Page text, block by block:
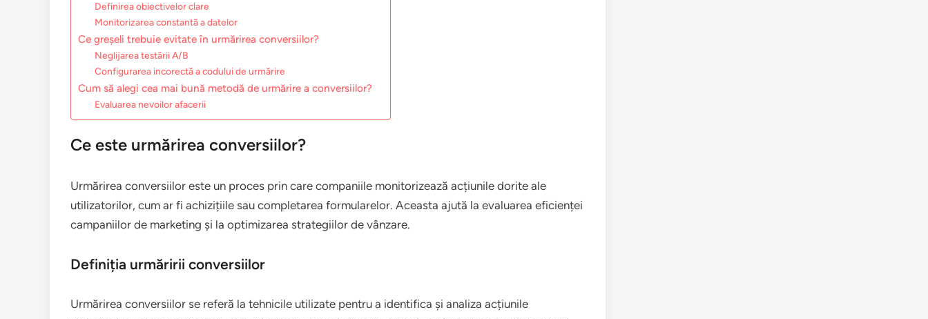
Definirea obiectivelor clare
Monitorizarea constantă a datelor
Ce greșeli trebuie evitate în urmărirea conversiilor?
Neglijarea testării A/B
Configurarea incorectă a codului de urmărire
Cum să alegi cea mai bună metodă de urmărire a conversiilor?
Evaluarea nevoilor afacerii
Ce este urmărirea conversiilor?
Urmărirea conversiilor este un proces prin care companiile monitorizează acțiunile dorite ale
utilizatorilor, cum ar fi achizițiile sau completarea formularelor. Aceasta ajută la evaluarea eficienței
campaniilor de marketing și la optimizarea strategiilor de vânzare.
Definiția urmăririi conversiilor
Urmărirea conversiilor se referă la tehnicile utilizate pentru a identifica și analiza acțiunile